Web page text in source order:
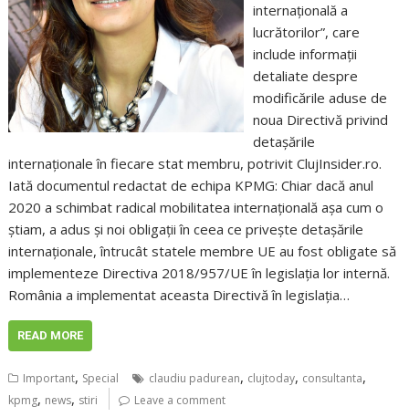
internațională a
lucrătorilor”, care
include informații
detaliate despre
modificările aduse de
noua Directivă privind
detașările
internaționale în fiecare stat membru, potrivit ClujInsider.ro.
Iată documentul redactat de echipa KPMG: Chiar dacă anul
2020 a schimbat radical mobilitatea internațională așa cum o
știam, a adus și noi obligații în ceea ce privește detașările
internaționale, întrucât statele membre UE au fost obligate să
implementeze Directiva 2018/957/UE în legislația lor internă.
România a implementat aceasta Directivă în legislația…
READ MORE
Important, Special claudiu padurean, clujtoday, consultanta,
kpmg, news, stiri Leave a comment